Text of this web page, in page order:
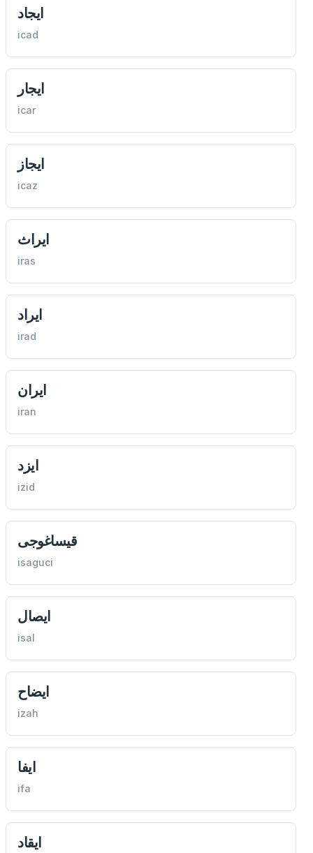
ايجاد
icad
ايجار
icar
ايجاز
icaz
ايراث
iras
ايراد
irad
ايران
iran
ايزد
izid
قيساغوجی
isaguci
ايصال
isal
ايضاح
izah
ايفا
ifa
ايقاد